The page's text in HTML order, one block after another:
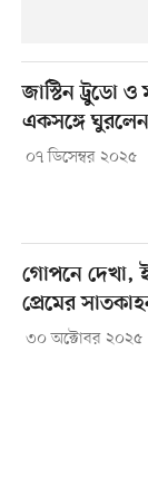
জাস্টিন ট্রুডো ও
একসঙ্গে
০৭ ডিসেম্বর ২০২৫
গোপনে দেখা,
প্রেমের
৩০ অক্টোবর ২০২৫